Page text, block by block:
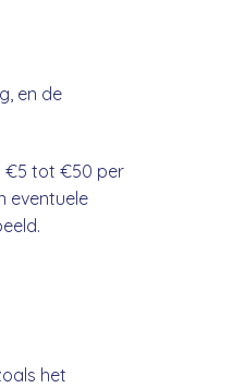
en de
€5 tot €50 per
eventuele
het